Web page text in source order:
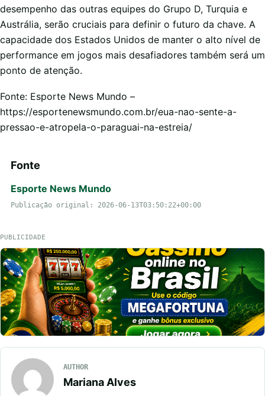
desempenho das outras equipes do Grupo D, Turquia e
Austrália, serão cruciais para definir o futuro da chave. A
capacidade dos Estados Unidos de manter o alto nível de
performance em jogos mais desafiadores também será um
ponto de atenção.
Fonte: Esporte News Mundo –
https://esportenewsmundo.com.br/eua-nao-sente-a-
pressao-e-atropela-o-paraguai-na-estreia/
Fonte
Esporte News Mundo
Publicação original: 2026-06-13T03:50:22+00:00
PUBLICIDADE
AUTHOR
Mariana Alves